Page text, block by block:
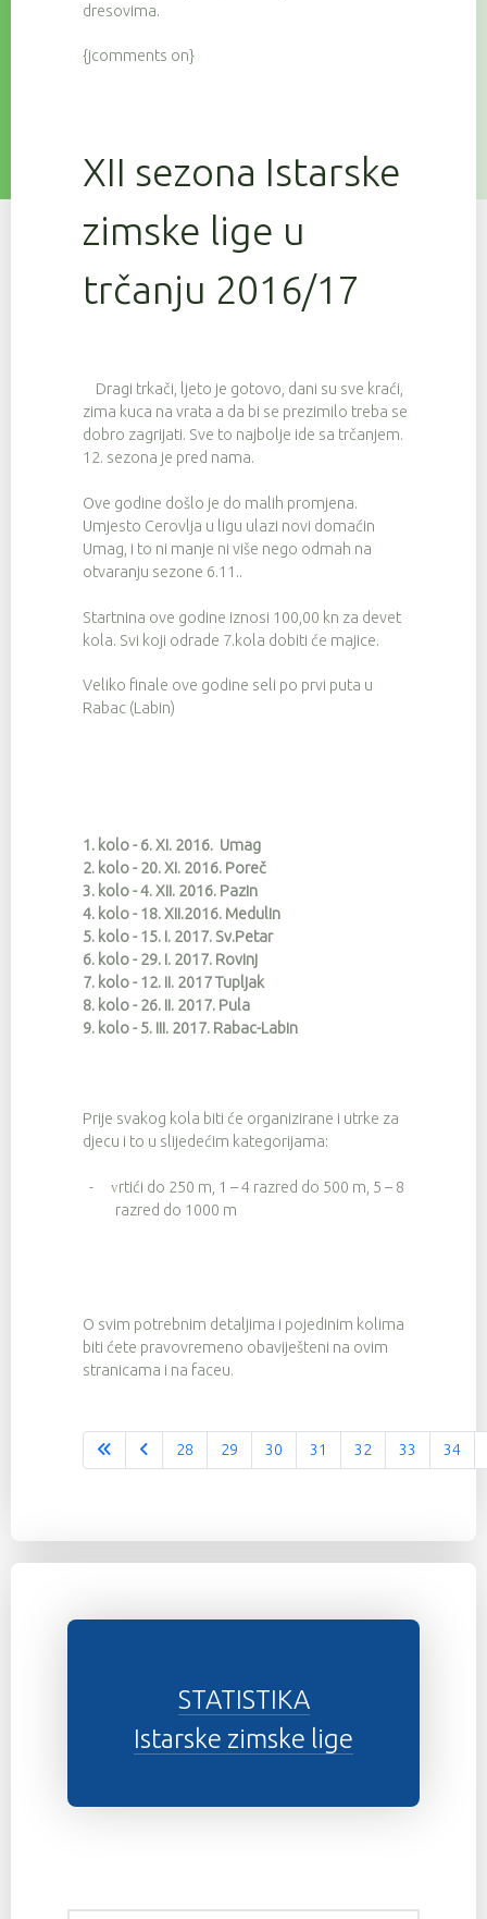
dresovima.
{jcomments on}
XII sezona Istarske
zimske lige u
trčanju 2016/17
Dragi trkači, ljeto je gotovo, dani su sve kraći,
zima kuca na vrata a da bi se prezimilo treba se
dobro zagrijati. Sve to najbolje ide sa trčanjem.
12. sezona je pred nama.
Ove godine došlo je do malih promjena.
Umjesto Cerovlja u ligu ulazi novi domaćin
Umag, i to ni manje ni više nego odmah na
otvaranju sezone 6.11..
Startnina ove godine iznosi 100,00 kn za devet
kola. Svi koji odrade 7.kola dobiti će majice.
Veliko finale ove godine seli po prvi puta u
Rabac (Labin)
1. kolo - 6. XI. 2016. Umag
2. kolo - 20. XI. 2016. Poreč
3. kolo - 4. XII. 2016. Pazin
4. kolo - 18. XII.2016. Medulin
5. kolo - 15. I. 2017. Sv.Petar
6. kolo - 29. I. 2017. Rovinj
7. kolo - 12. II. 2017 Tupljak
8. kolo - 26. II. 2017. Pula
9. kolo - 5. III. 2017. Rabac-Labin
Prije svakog kola biti će organizirane i utrke za
djecu i to u slijedećim kategorijama:
- V rtići do 250 m, 1 – 4 razred do 500 m, 5 – 8
razred do 1000 m
O svim potrebnim detaljima i pojedinim kolima
biti ćete pravovremeno obaviješteni na ovim
stranicama i na faceu.
Stranica 37 od 37
28 29 30 31 32 33 34
STATISTIKA
Istarske zimske lige